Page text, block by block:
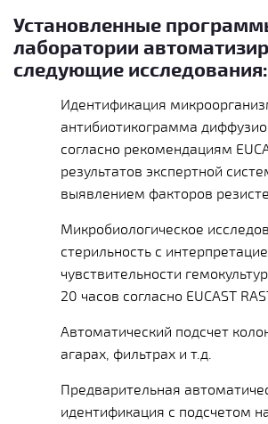
Установленные
лаборатории
следующие исследования:
Идентификация
антибиотикограмма
согласно рекомендациям
результатов экспертной
выявлением факторов
Микробиологическое
стерильность с
чувствительности
20 часов согласно EUCAST
Автоматический подсчет
агарах, фильтрах и т.д.
Предварительная
идентификация с подсчетом